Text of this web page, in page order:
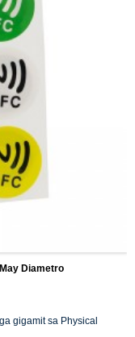
Diametro
gigamit sa Physical